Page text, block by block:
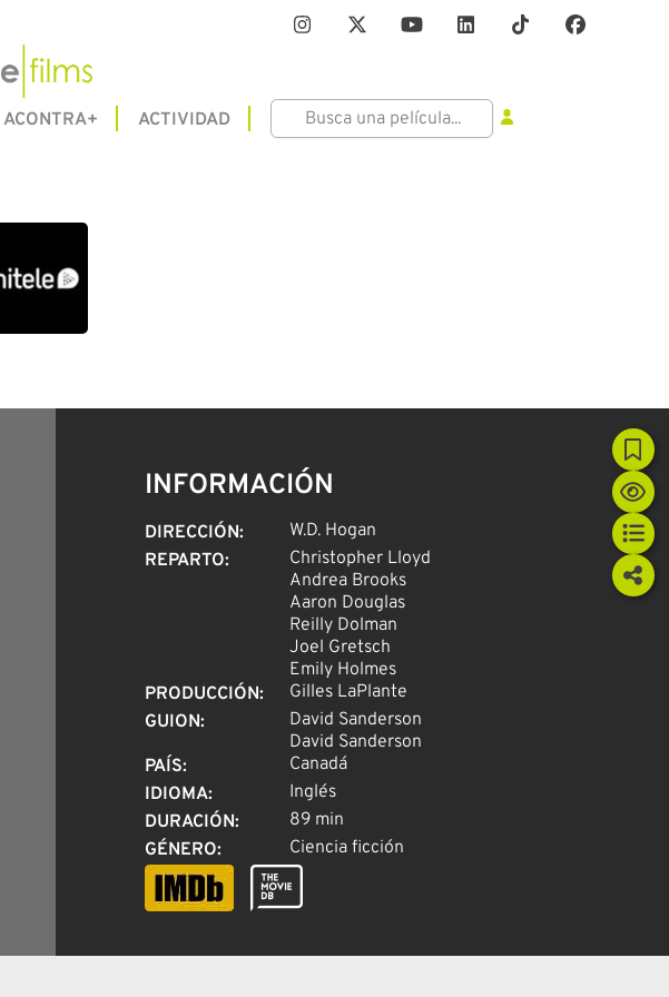
ACONTRA+ ACTIVIDAD
INFORMACIÓN
DIRECCIÓN:
W.D. Hogan
REPARTO:
Christopher Lloyd
Andrea Brooks
Aaron Douglas
Reilly Dolman
Joel Gretsch
Emily Holmes
PRODUCCIÓN:
Gilles LaPlante
GUION:
David Sanderson
David Sanderson
PAÍS:
Canadá
IDIOMA:
Inglés
DURACIÓN:
89 min
GÉNERO: Ciencia ficción